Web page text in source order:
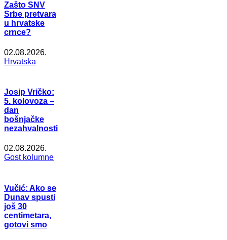
Zašto SNV
Srbe pretvara
u hrvatske
crnce?
02.08.2026.
Hrvatska
Josip Vričko:
5. kolovoza –
dan
bošnjačke
nezahvalnosti
02.08.2026.
Gost kolumne
Vučić: Ako se
Dunav spusti
još 30
centimetara,
gotovi smo